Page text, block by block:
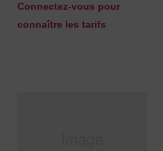
Connectez-vous pour
connaître les tarifs